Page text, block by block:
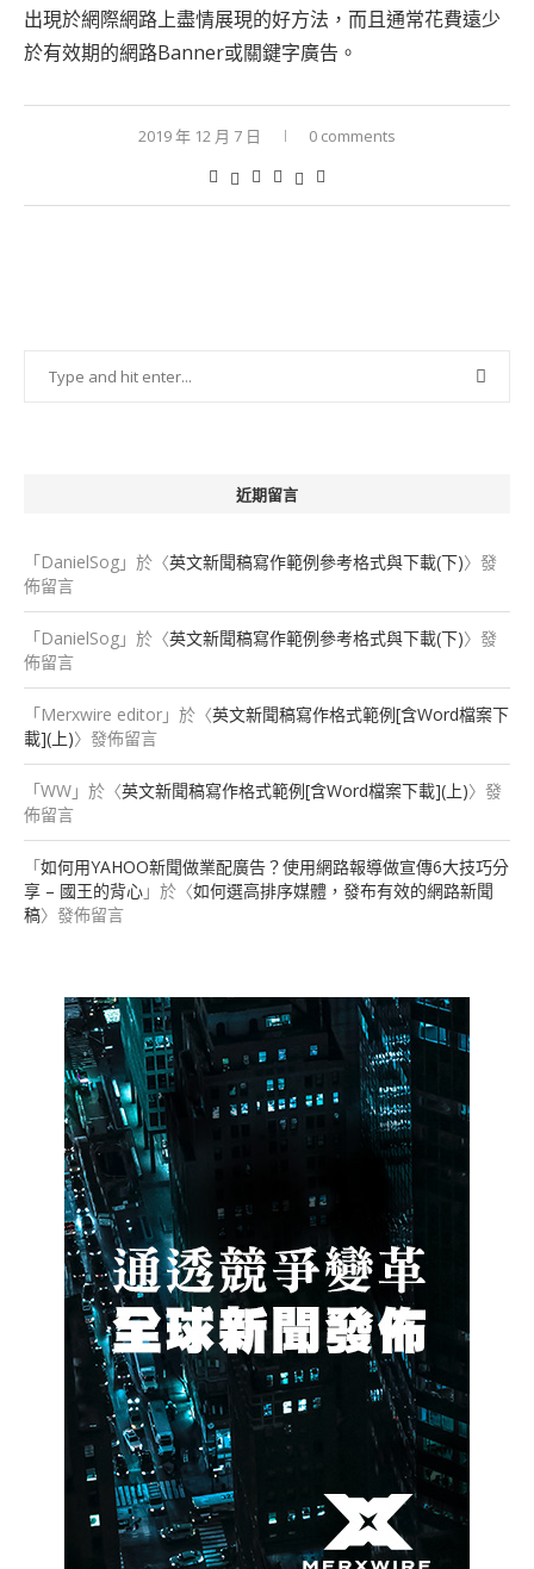
出現於網際網路上盡情展現的好方法，而且通常花費遠少
於有效期的網路Banner或關鍵字廣告。
2019 年 12 月 7 日 0 comments
近期留言
「DanielSog 」於〈英文新聞稿寫作範例參考格式與下載(下)〉發
佈留言
「DanielSog 」於〈英文新聞稿寫作範例參考格式與下載(下)〉發
佈留言
「Merxwire editor 」於〈英文新聞稿寫作格式範例[含Word檔案下
載](上)〉發佈留言
「WW 」於〈英文新聞稿寫作格式範例[含Word檔案下載](上)〉發
佈留言
「如何用YAHOO新聞做業配廣告？使用網路報導做宣傳6大技巧分
享 – 國王的背心 」於〈如何選高排序媒體，發布有效的網路新聞
稿〉發佈留言